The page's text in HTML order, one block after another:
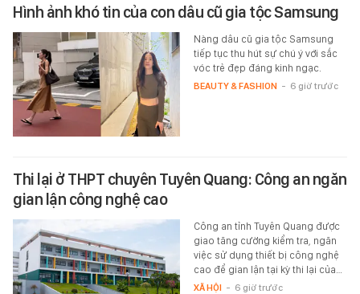
Hình ảnh khó tin của con dâu cũ gia tộc Samsung
Nàng dâu cũ gia tộc Samsung
tiếp tục thu hút sự chú ý với sắc
vóc trẻ đẹp đáng kinh ngạc.
BEAUTY & FASHION - 6 giờ trước
Thi lại ở THPT chuyên Tuyên Quang: Công an ngăn
gian lận công nghệ cao
Công an tỉnh Tuyên Quang được
giao tăng cường kiểm tra, ngăn
việc sử dụng thiết bị công nghệ
cao để gian lận tại kỳ thi lại của…
XÃ HỘI - 6 giờ trước